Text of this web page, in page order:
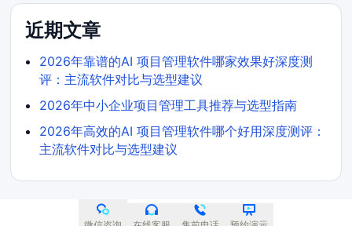
近期文章
2026年靠谱的AI 项目管理软件哪家效果好深度测
评：主流软件对比与选型建议
2026年中小企业项目管理工具推荐与选型指南
2026年高效的AI 项目管理软件哪个好用深度测评：
主流软件对比与选型建议